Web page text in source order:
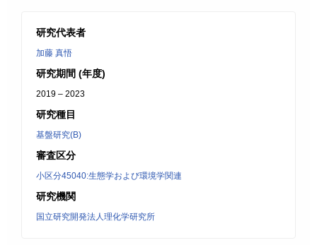
研究代表者
加藤 真悟
研究期間 (年度)
2019 – 2023
研究種目
基盤研究(B)
審査区分
小区分45040:生態学および環境学関連
研究機関
国立研究開発法人理化学研究所